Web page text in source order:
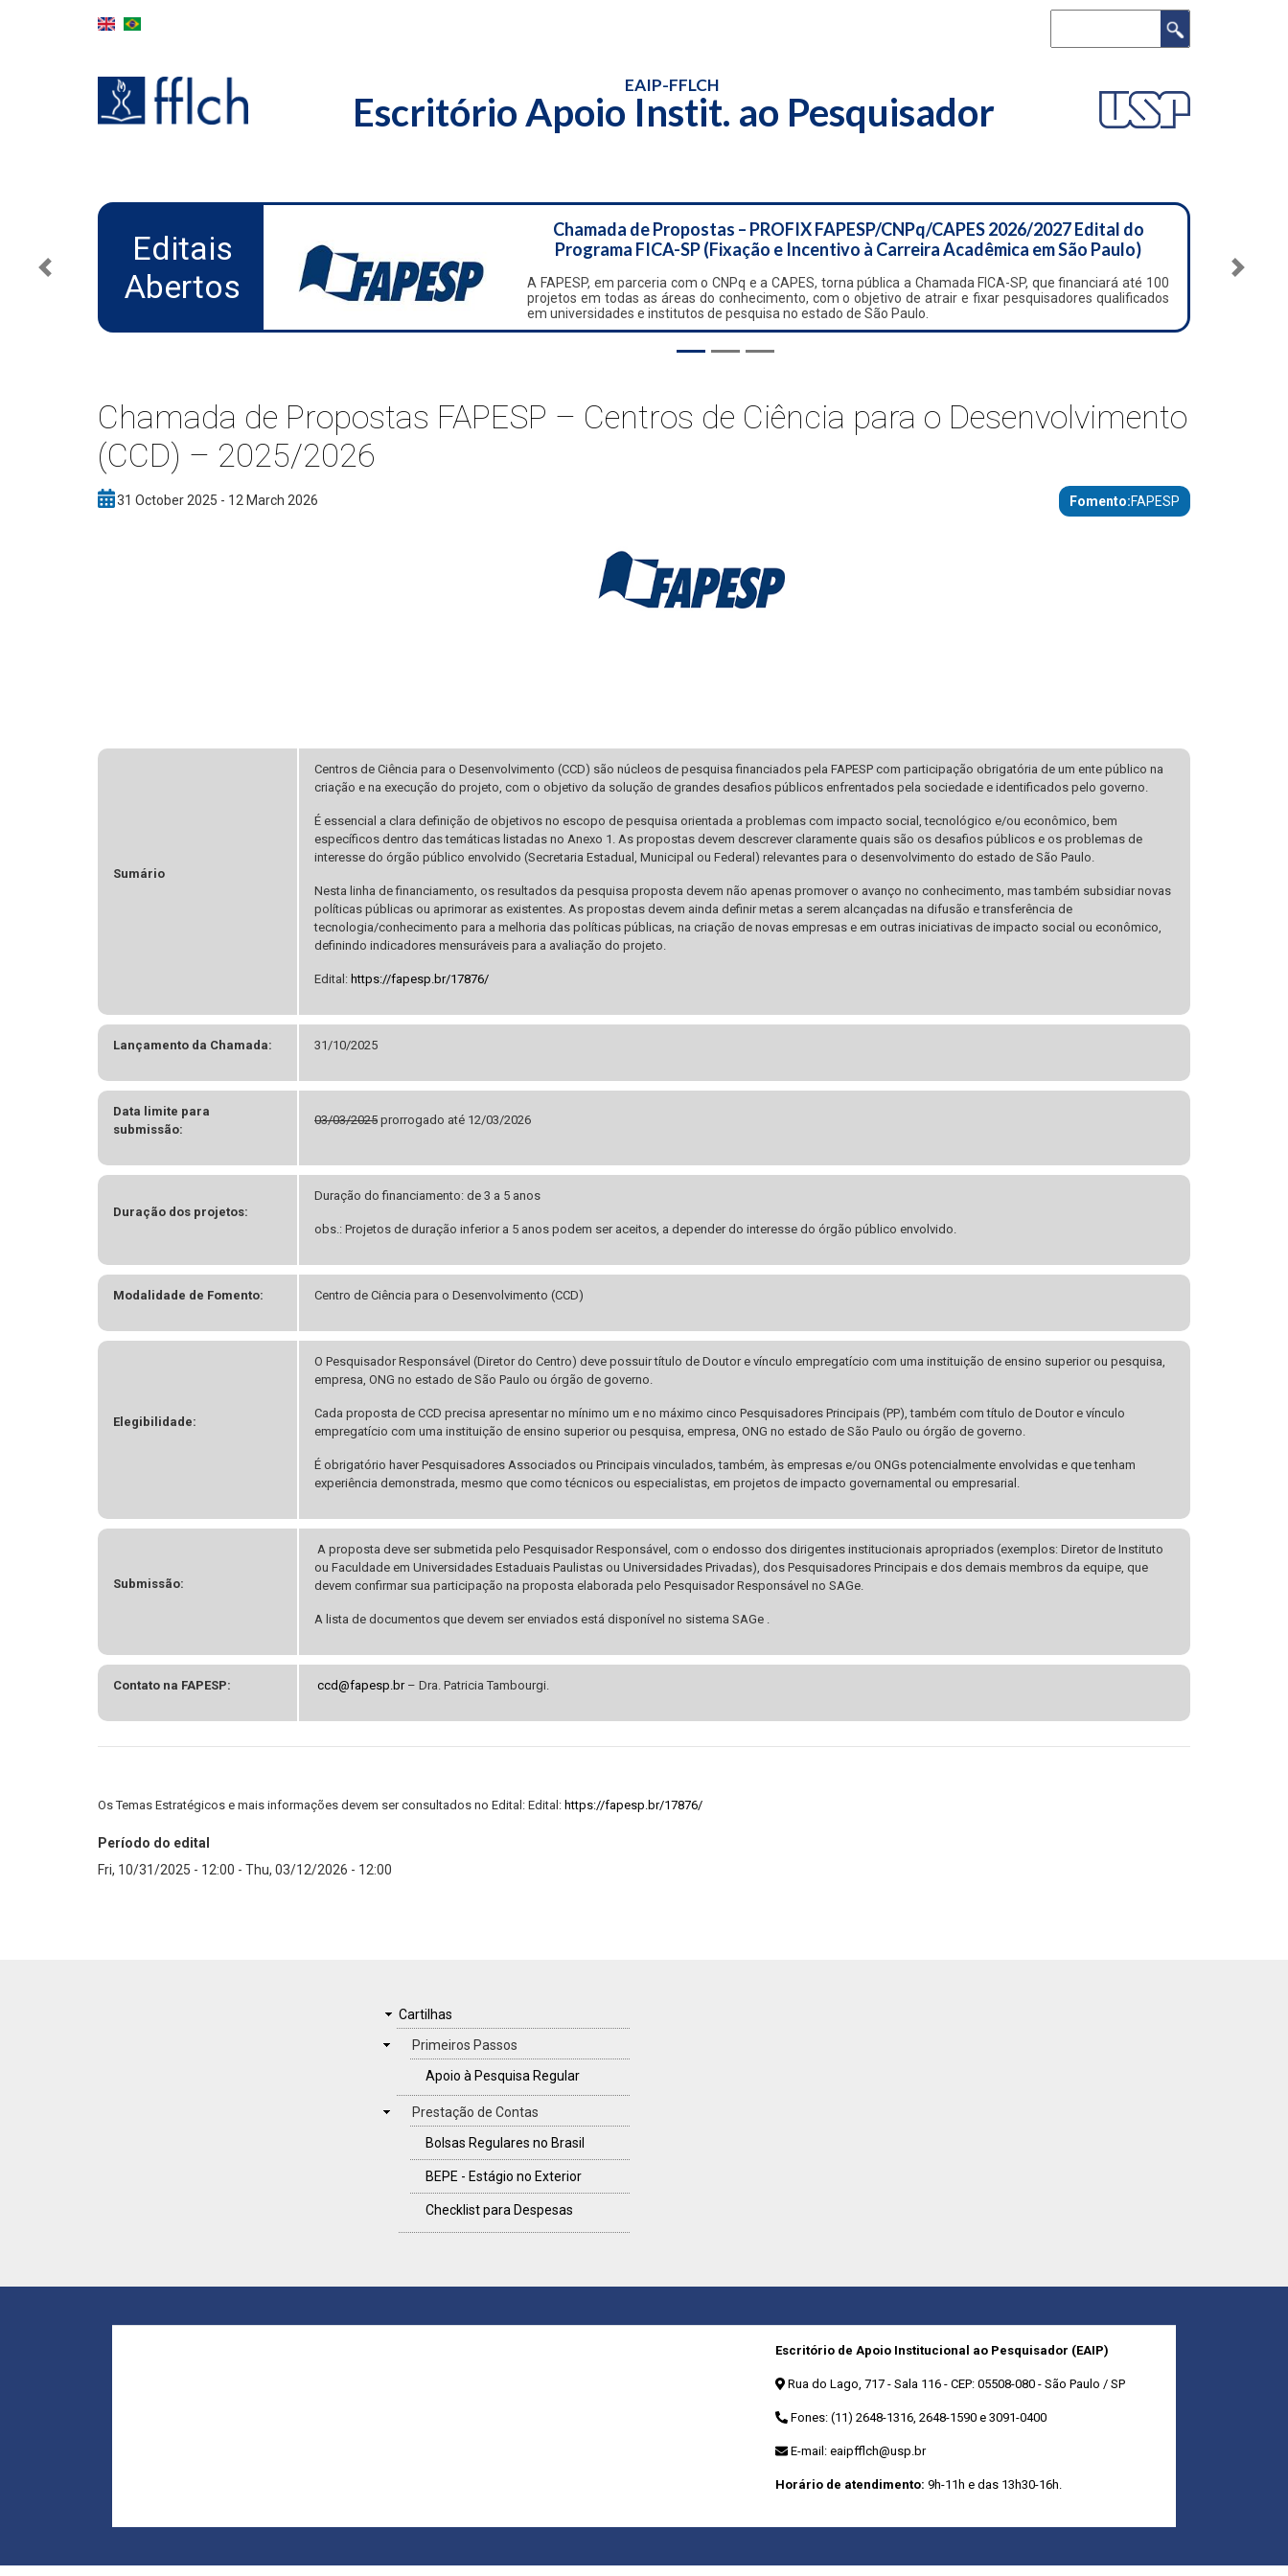
EAIP-FFLCH
Escritório Apoio Instit. ao Pesquisador
Editais
Abertos
Chamada de Propostas – PROFIX FAPESP/CNPq/CAPES 2026/2027 Edital do
Programa FICA-SP (Fixação e Incentivo à Carreira Acadêmica em São Paulo)
A FAPESP, em parceria com o CNPq e a CAPES, torna pública a Chamada FICA-SP, que financiará até 100
projetos em todas as áreas do conhecimento, com o objetivo de atrair e fixar pesquisadores qualificados
em universidades e institutos de pesquisa no estado de São Paulo.
Previous Next
Chamada de Propostas FAPESP – Centros de Ciência para o Desenvolvimento
(CCD) – 2025/2026
31 October 2025 - 12 March 2026 Fomento FAPESP
Sumário
Centros de Ciência para o Desenvolvimento (CCD) são núcleos de pesquisa financiados pela FAPESP com participação obrigatória de um ente público na
criação e na execução do projeto, com o objetivo da solução de grandes desafios públicos enfrentados pela sociedade e identificados pelo governo.
É essencial a clara definição de objetivos no escopo de pesquisa orientada a problemas com impacto social, tecnológico e/ou econômico, bem
específicos dentro das temáticas listadas no Anexo 1. As propostas devem descrever claramente quais são os desafios públicos e os problemas de
interesse do órgão público envolvido (Secretaria Estadual, Municipal ou Federal) relevantes para o desenvolvimento do estado de São Paulo.
Nesta linha de financiamento, os resultados da pesquisa proposta devem não apenas promover o avanço no conhecimento, mas também subsidiar novas
políticas públicas ou aprimorar as existentes. As propostas devem ainda definir metas a serem alcançadas na difusão e transferência de
tecnologia/conhecimento para a melhoria das políticas públicas, na criação de novas empresas e em outras iniciativas de impacto social ou econômico,
definindo indicadores mensuráveis para a avaliação do projeto.
Edital: https://fapesp.br/17876/
Lançamento da Chamada: 31/10/2025
Data limite para
submissão:
03/03/2025 prorrogado até 12/03/2026
Duração dos projetos:
Duração do financiamento: de 3 a 5 anos
obs.: Projetos de duração inferior a 5 anos podem ser aceitos, a depender do interesse do órgão público envolvido.
Modalidade de Fomento: Centro de Ciência para o Desenvolvimento (CCD)
Elegibilidade:
O Pesquisador Responsável (Diretor do Centro) deve possuir título de Doutor e vínculo empregatício com uma instituição de ensino superior ou pesquisa,
empresa, ONG no estado de São Paulo ou órgão de governo.
Cada proposta de CCD precisa apresentar no mínimo um e no máximo cinco Pesquisadores Principais (PP), também com título de Doutor e vínculo
empregatício com uma instituição de ensino superior ou pesquisa, empresa, ONG no estado de São Paulo ou órgão de governo.
É obrigatório haver Pesquisadores Associados ou Principais vinculados, também, às empresas e/ou ONGs potencialmente envolvidas e que tenham
experiência demonstrada, mesmo que como técnicos ou especialistas, em projetos de impacto governamental ou empresarial.
Submissão:
A proposta deve ser submetida pelo Pesquisador Responsável, com o endosso dos dirigentes institucionais apropriados (exemplos: Diretor de Instituto
ou Faculdade em Universidades Estaduais Paulistas ou Universidades Privadas), dos Pesquisadores Principais e dos demais membros da equipe, que
devem confirmar sua participação na proposta elaborada pelo Pesquisador Responsável no SAGe.
A lista de documentos que devem ser enviados está disponível no sistema SAGe .
Contato na FAPESP: ccd@fapesp.br– Dra. Patricia Tambourgi.
Os Temas Estratégicos e mais informações devem ser consultados no Edital: Edital: https://fapesp.br/17876/
Período do edital
Fri, 10/31/2025 - 12:00 - Thu, 03/12/2026 - 12:00
CARTILHAS
Cartilhas
Primeiros Passos
Apoio à Pesquisa Regular
Prestação de Contas
Bolsas Regulares no Brasil
BEPE - Estágio no Exterior
Checklist para Despesas
Escritório de Apoio Institucional ao Pesquisador (EAIP)
Rua do Lago, 717 - Sala 116 - CEP: 05508-080 - São Paulo / SP
Fones: (11) 2648-1316, 2648-1590 e 3091-0400
E-mail: eaipfflch@usp.br
Horário de atendimento: 9h-11h e das 13h30-16h.